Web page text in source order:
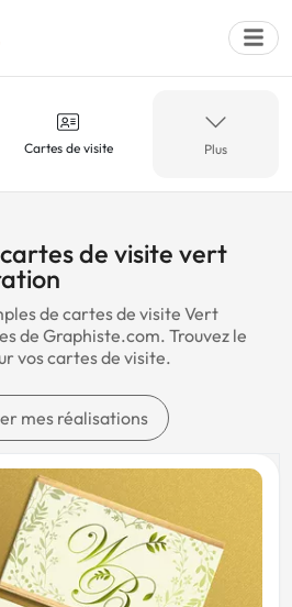
Déposer une
Cartes de visite
Yoga
Coiffeur
Noir
Musée
Plus
de visite vert
de cartes de visite Vert
de Graphiste.com. Trouvez le
vos cartes de visite.
mes réalisations